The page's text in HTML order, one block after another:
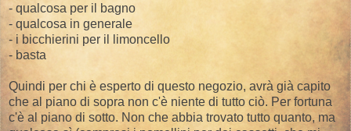
- qualcosa per il bagno
- qualcosa in generale
- i bicchierini per il limoncello
- basta
Quindi per chi è esperto di questo negozio, avrà già capito
che al piano di sopra non c'è niente di tutto ciò. Per fortuna
c'è al piano di sotto. Non che abbia trovato tutto quanto, ma